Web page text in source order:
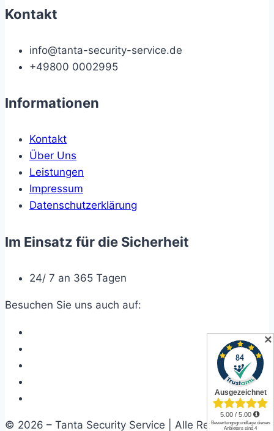
Kontakt
info@tanta-security-service.de
+49800 0002995
Informationen
Kontakt
Über Uns
Leistungen
Impressum
Datenschutzerklärung
Im Einsatz für die Sicherheit
24/ 7 an 365 Tagen
Besuchen Sie uns auch auf:
© 2026 – Tanta Security Service | Alle Rechte
✕